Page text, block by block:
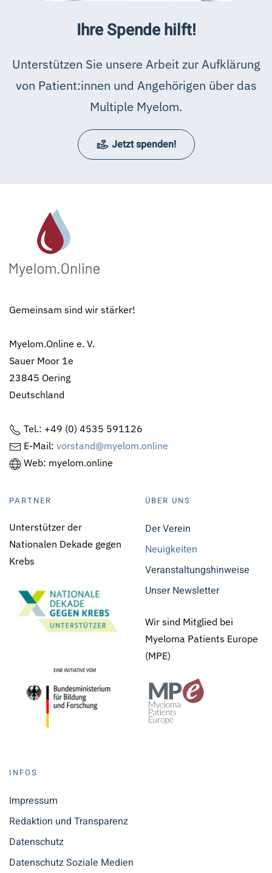
Ihre Spende hilft!
Unterstützen Sie unsere Arbeit zur Aufklärung
von Patient:innen und Angehörigen über das
Multiple Myelom.
Jetzt spenden!
Gemeinsam sind wir stärker!
Myelom.Online e. V.
Sauer Moor 1e
23845 Oering
Deutschland
Tel.: +49 (0) 4535 591126
E-Mail: vorstand@myelom.online
Web: myelom.online
PARTNER
Unterstützer der
Nationalen Dekade gegen
Krebs
ÜBER UNS
Der Verein
Neuigkeiten
Veranstaltungshinweise
Unser Newsletter
Wir sind Mitglied bei
Myeloma Patients Europe
(MPE)
INFOS
Impressum
Redaktion und Transparenz
Datenschutz
Datenschutz Soziale Medien